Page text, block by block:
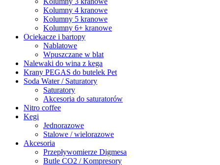
Kolumny 4 kranowe
Kolumny 5 kranowe
Kolumny 6+ kranowe
Ociekacze i bartopy
Nablatowe
Wpuszczane w blat
Nalewaki do wina z kega
Krany PEGAS do butelek Pet
Soda Water / Saturatory
Saturatory
Akcesoria do saturatorów
Nitro coffee
Kegi
Jednorazowe
Stalowe / wielorazowe
Akcesoria
Przepływomierze Digmesa
Butle CO2 / Kompresory